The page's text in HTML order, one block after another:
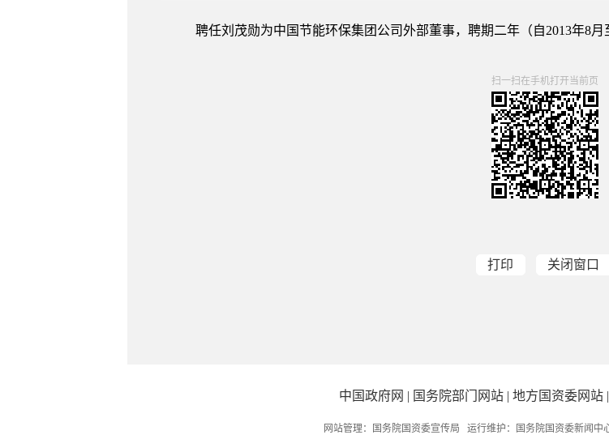
聘任刘茂勋为中国节能环保集团公司外部董事，聘期二年（自2013年8月
扫一扫在手机打开当前页
打印 关闭窗口